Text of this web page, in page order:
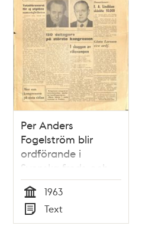
Per Anders
Fogelström blir
ordförande i
Svenska freds-och
skiljedomsföreningen
1963
Tid
1963
Typ
Text